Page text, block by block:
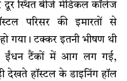
दूर स्थित बीजे मेडिकल कॉलेज
परिसर की इमारतों से
गया। टक्कर इतनी भीषण थी
ईंधन टैंकों में आग लग गई,
देखते हॉस्टल के डाइनिंग हॉल